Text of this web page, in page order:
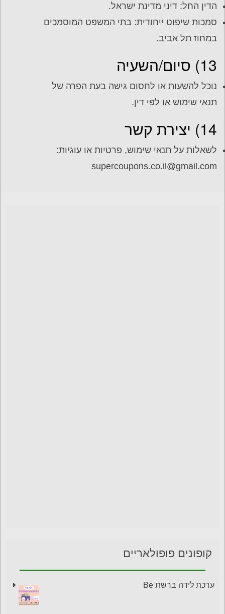
הדין החל: דיני מדינת ישראל.
סמכות שיפוט ייחודית: בתי המשפט המוסמכים
במחוז תל אביב.
13) סיום/השעיה
נוכל להשעות או לחסום גישה בעת הפרה של
תנאי שימוש או לפי דין.
14) יצירת קשר
לשאלות על תנאי שימוש, פרטיות או עוגיות:
supercoupons.co.il@gmail.com
קופונים פופולאריים
ערכת לידה ברשת Be